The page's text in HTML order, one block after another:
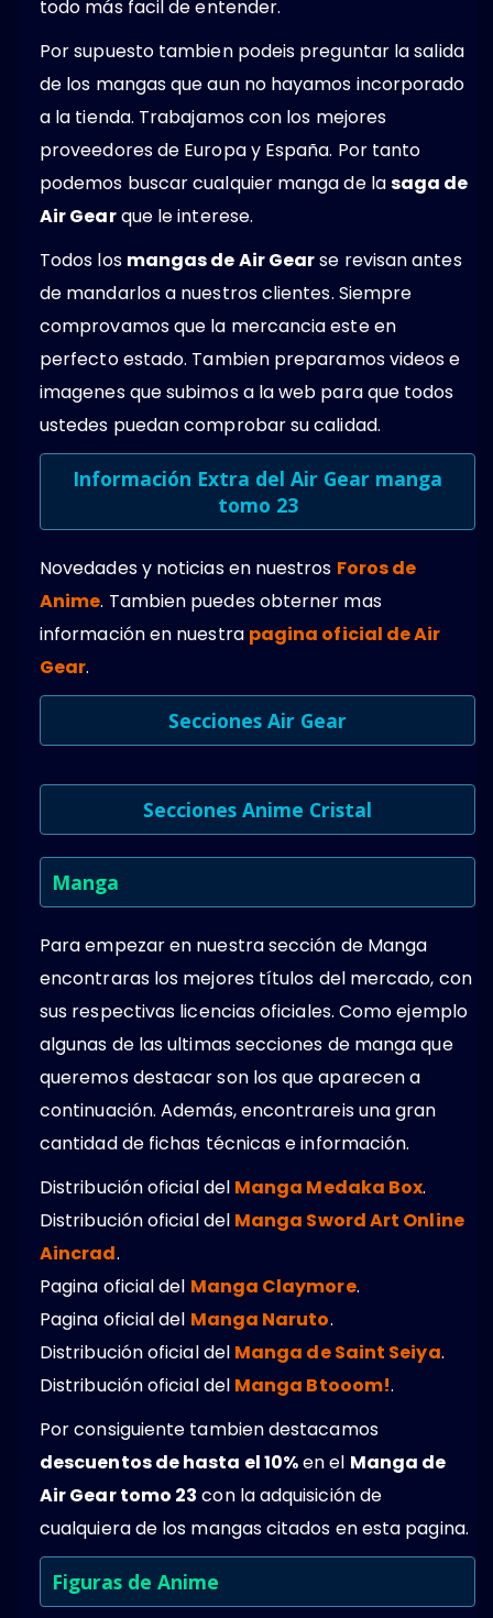
todo más facil de entender.
Por supuesto tambien podeis preguntar la salida
de los mangas que aun no hayamos incorporado
a la tienda. Trabajamos con los mejores
proveedores de Europa y España. Por tanto
podemos buscar cualquier manga de lasaga de
Air Gearque le interese.
Todos los mangas de Air Gearse revisan antes
de mandarlos a nuestros clientes. Siempre
comprovamos que la mercancia este en
perfecto estado. Tambien preparamos videos e
imagenes que subimos a la web para que todos
ustedes puedan comprobar su calidad.
Información Extra del Air Gear manga
tomo 23
Novedades y noticias en nuestros Foros de
Anime. Tambien puedes obterner mas
información en nuestra pagina oficial de Air
Gear.
Secciones Air Gear
Secciones Anime Cristal
Manga
Para empezar en nuestra sección de Manga
encontraras los mejores títulos del mercado, con
sus respectivas licencias oficiales. Como ejemplo
algunas de las ultimas secciones de manga que
queremos destacar son los que aparecen a
continuación. Además, encontrareis una gran
cantidad de fichas técnicas e información.
Distribución oficial del Manga Medaka Box.
Distribución oficial del Manga Sword Art Online
Aincrad.
Pagina oficial del Manga Claymore.
Pagina oficial del Manga Naruto.
Distribución oficial del Manga de Saint Seiya.
Distribución oficial del Manga Btooom!.
Por consiguiente tambien destacamos
descuentos de hasta el 10%en el Manga de
Air Gear tomo 23 con la adquisición de
cualquiera de los mangas citados en esta pagina.
Figuras de Anime